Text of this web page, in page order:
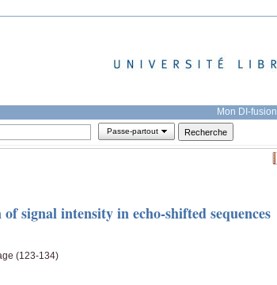
Mon DI-fusion
Passe-partout
signal intensity in echo-shifted sequences
(123-134)